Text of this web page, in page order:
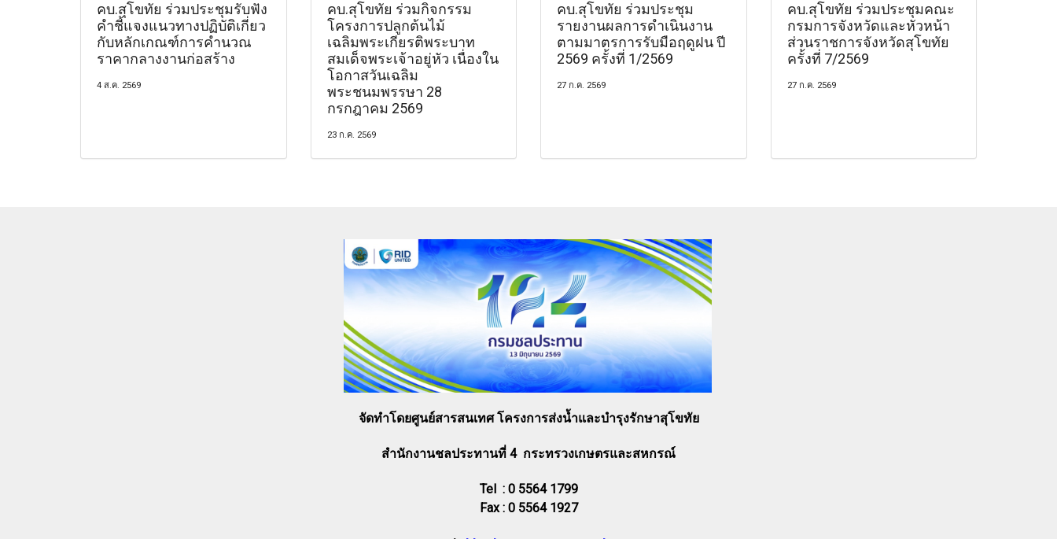
คบ.สุโขทัย ร่วมประชุมรับฟัง
คำชี้แจงแนวทางปฏิบัติเกี่ยว
กับหลักเกณฑ์การคำนวณ
ราคากลางงานก่อสร้าง
4 ส.ค. 2569
คบ.สุโขทัย ร่วมกิจกรรม
โครงการปลูกต้นไม้
เฉลิมพระเกียรติพระบาท
สมเด็จพระเจ้าอยู่หัว เนื่องใน
โอกาสวันเฉลิม
พระชนมพรรษา 28
กรกฎาคม 2569
23 ก.ค. 2569
คบ.สุโขทัย ร่วมประชุม
รายงานผลการดำเนินงาน
ตามมาตรการรับมือฤดูฝน ปี
2569 ครั้งที่ 1/2569
27 ก.ค. 2569
คบ.สุโขทัย ร่วมประชุมคณะ
กรมการจังหวัดและหัวหน้า
ส่วนราชการจังหวัดสุโขทัย
ครั้งที่ 7/2569
27 ก.ค. 2569
จัดทำโดยศูนย์สารสนเทศ โครงการส่งน้ำและบำรุงรักษาสุโขทัย
สำนักงานชลประทานที่ 4 กระทรวงเกษตรและสหกรณ์
Tel : 0 5564 1799
Fax : 0 5564 1927